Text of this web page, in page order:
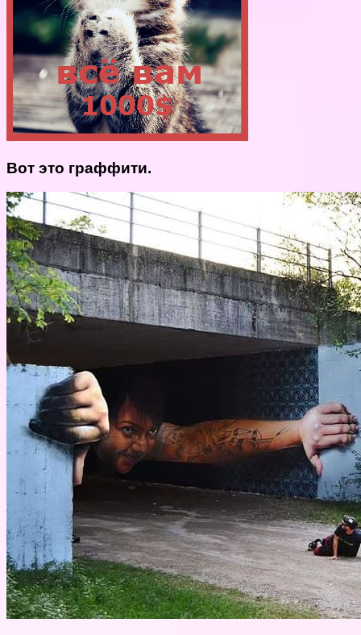
Вот это граффити.